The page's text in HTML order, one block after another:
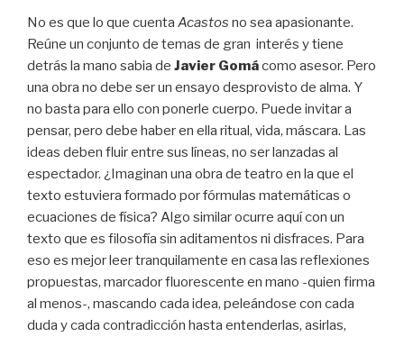
No es que lo que cuenta Acastos no sea apasionante.
Reúne un conjunto de temas de gran interés y tiene
detrás la mano sabia de Javier Gomácomo asesor. Pero
una obra no debe ser un ensayo desprovisto de alma. Y
no basta para ello con ponerle cuerpo. Puede invitar a
pensar, pero debe haber en ella ritual, vida, máscara. Las
ideas deben fluir entre sus líneas, no ser lanzadas al
espectador. ¿Imaginan una obra de teatro en la que el
texto estuviera formado por fórmulas matemáticas o
ecuaciones de física? Algo similar ocurre aquí con un
texto que es filosofía sin aditamentos ni disfraces. Para
eso es mejor leer tranquilamente en casa las reflexiones
propuestas, marcador fluorescente en mano -quien firma
al menos-, mascando cada idea, peleándose con cada
duda y cada contradicción hasta entenderlas, asirlas,